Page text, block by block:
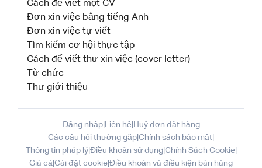
Cách để viết một CV
Đơn xin việc bằng tiếng Anh
Đơn xin việc tự viết
Tìm kiếm cơ hội thực tập
Cách để viết thư xin việc (cover letter)
Từ chức
Thư giới thiệu
Đăng nhập| Liên hệ Huỷ đơn đặt hàng
Các câu hỏi thường gặp Chính sách bảo mật
Thông tin pháp lý| Điều khoản sử dụng| Chính Sách Cookie|
Giá cả Cài đặt cookie Điều khoản và điều kiện bán hàng